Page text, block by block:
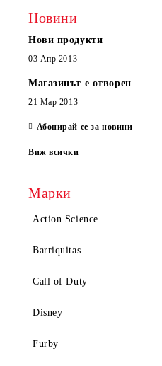
Новини
Нови продукти
03 Апр 2013
Магазинът е отворен
21 Мар 2013
Абонирай се за новини
Виж всички
Марки
Action Science
Barriquitas
Call of Duty
Disney
Furby